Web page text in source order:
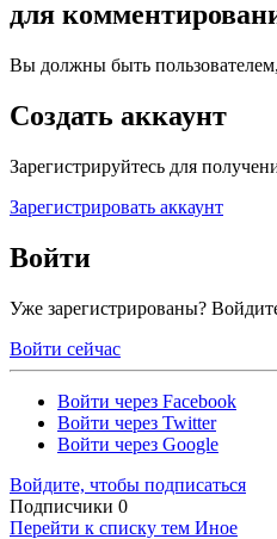
для
Вы должны быть
Создать аккаунт
Зарегистрируйтесь для
Зарегистрировать аккаунт
Войти
Уже зарегистрированы?
Войти сейчас
Войти через Facebook
Войти через Twitter
Войти через Google
Войдите, чтобы подписаться
Подписчики 0
Перейти к списку тем Иное